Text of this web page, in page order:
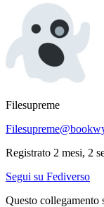
Filesupreme
Registrato 2 mesi, 2
Segui su Fediverso
Questo collegamento